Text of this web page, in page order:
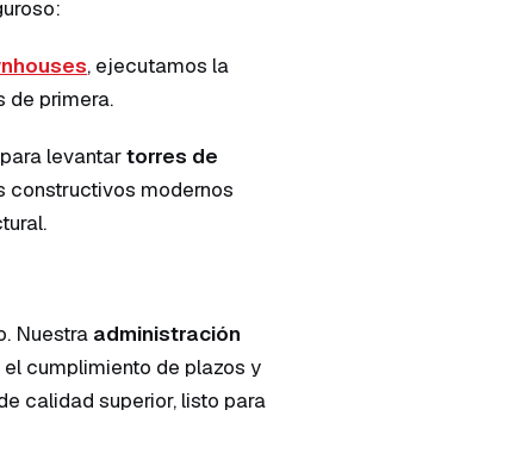
, ejecutamos la
de primera.
levantartorres de
constructivos modernos
Nuestra administración
cumplimiento de plazos y
calidad superior, listo para